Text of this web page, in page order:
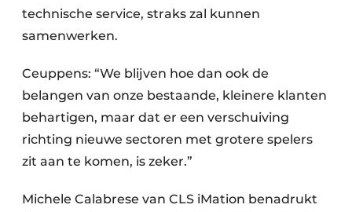
technische service, straks zal kunnen
samenwerken.
Ceuppens: “We blijven hoe dan ook de
belangen van onze bestaande, kleinere klanten
behartigen, maar dat er een verschuiving
richting nieuwe sectoren met grotere spelers
zit aan te komen, is zeker.”
Michele Calabrese van CLS iMation benadrukt